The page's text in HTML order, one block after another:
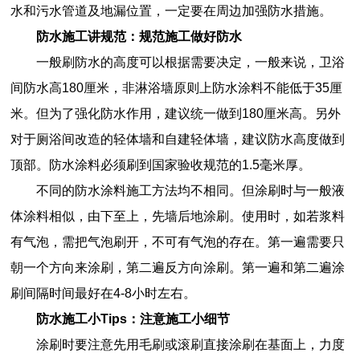
水和污水管道及地漏位置，一定要在周边加强防水措施。
防水施工讲规范：规范施工做好防水
一般刷防水的高度可以根据需要决定，一般来说，卫浴
间防水高180厘米，非淋浴墙原则上防水涂料不能低于35厘
米。但为了强化防水作用，建议统一做到180厘米高。另外
对于厕浴间改造的轻体墙和自建轻体墙，建议防水高度做到
顶部。防水涂料必须刷到国家验收规范的1.5毫米厚。
不同的防水涂料施工方法均不相同。但涂刷时与一般液
体涂料相似，由下至上，先墙后地涂刷。使用时，如若浆料
有气泡，需把气泡刷开，不可有气泡的存在。第一遍需要只
朝一个方向来涂刷，第二遍反方向涂刷。第一遍和第二遍涂
刷间隔时间最好在4-8小时左右。
防水施工小Tips：注意施工小细节
涂刷时要注意先用毛刷或滚刷直接涂刷在基面上，力度